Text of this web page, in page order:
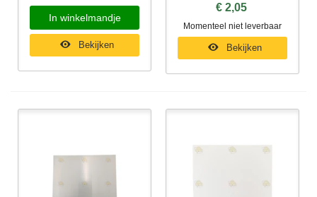
In winkelmandje
Bekijken
€ 2,05
Momenteel niet leverbaar
Bekijken